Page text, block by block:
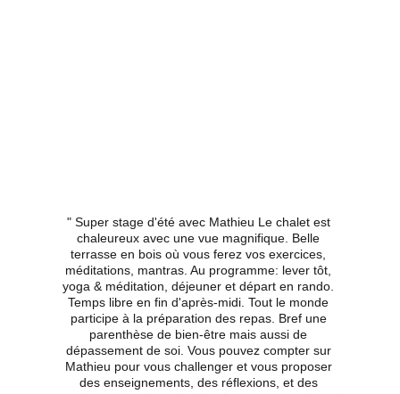
" Super stage d'été avec Mathieu Le chalet est
chaleureux avec une vue magnifique. Belle
terrasse en bois où vous ferez vos exercices,
méditations, mantras. Au programme: lever tôt,
yoga & méditation, déjeuner et départ en rando.
Temps libre en fin d'après-midi. Tout le monde
participe à la préparation des repas. Bref une
parenthèse de bien-être mais aussi de
dépassement de soi. Vous pouvez compter sur
Mathieu pour vous challenger et vous proposer
des enseignements, des réflexions, et des